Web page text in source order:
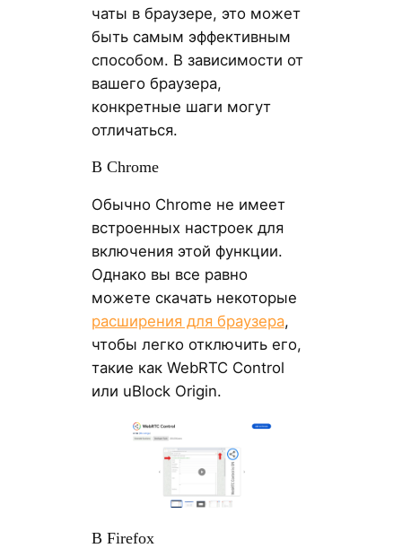
чаты в браузере, это может
быть самым эффективным
способом. В зависимости от
вашего браузера,
конкретные шаги могут
отличаться.
В Chrome
Обычно Chrome не имеет
встроенных настроек для
включения этой функции.
Однако вы все равно
можете скачать некоторые
расширения для браузера,
чтобы легко отключить его,
такие как WebRTC Control
или uBlock Origin.
В Firefox